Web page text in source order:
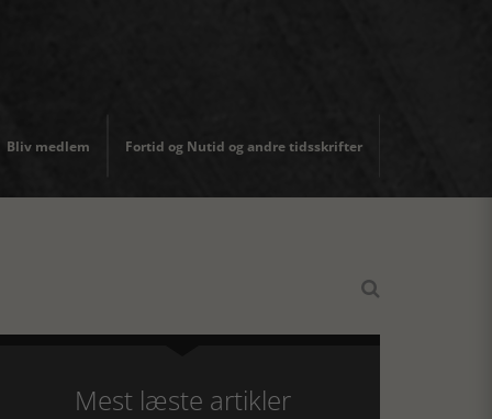
Bliv medlem Fortid og Nutid og andre tidsskrifter

Mest læste artikler